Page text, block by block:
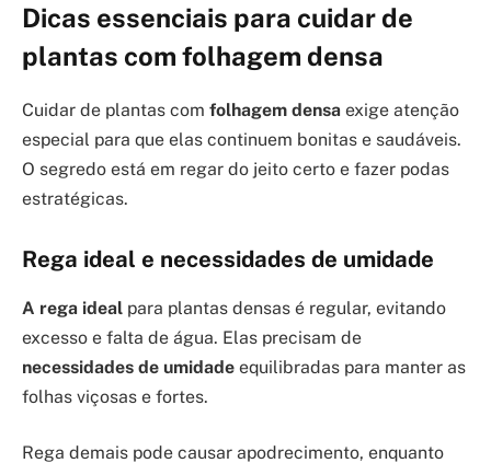
Dicas essenciais para cuidar de
plantas com folhagem densa
Cuidar de plantas com folhagem densa exige atenção
especial para que elas continuem bonitas e saudáveis.
O segredo está em regar do jeito certo e fazer podas
estratégicas.
Rega ideal e necessidades de umidade
A rega ideal para plantas densas é regular, evitando
excesso e falta de água. Elas precisam de
necessidades de umidade equilibradas para manter as
folhas viçosas e fortes.
Rega demais pode causar apodrecimento, enquanto